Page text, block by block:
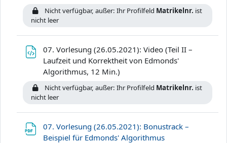
Nicht verfügbar, außer: Ihr Profilfeld Matrikelnr. ist
nicht leer
07. Vorlesung (26.05.2021): Video (Teil II –
Laufzeit und Korrektheit von Edmonds'
Algorithmus, 12 Min.)
Nicht verfügbar, außer: Ihr Profilfeld Matrikelnr. ist
nicht leer
07. Vorlesung (26.05.2021): Bonustrack –
Beispiel für Edmonds' Algorithmus